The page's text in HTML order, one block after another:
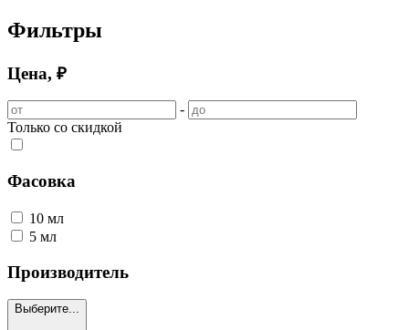
Фильтры
Цена, ₽
-
Только со скидкой
Фасовка
10 мл
5 мл
Производитель
Выберите...